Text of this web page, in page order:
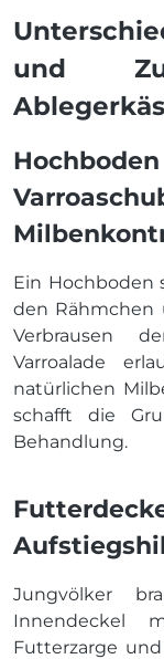
und
Ein Hochboden
den Rähmchen
Verbrausen
Varroalade
natürlichen
schafft die
Behandlung.
Jungvölker
Innendeckel
Futterzarge